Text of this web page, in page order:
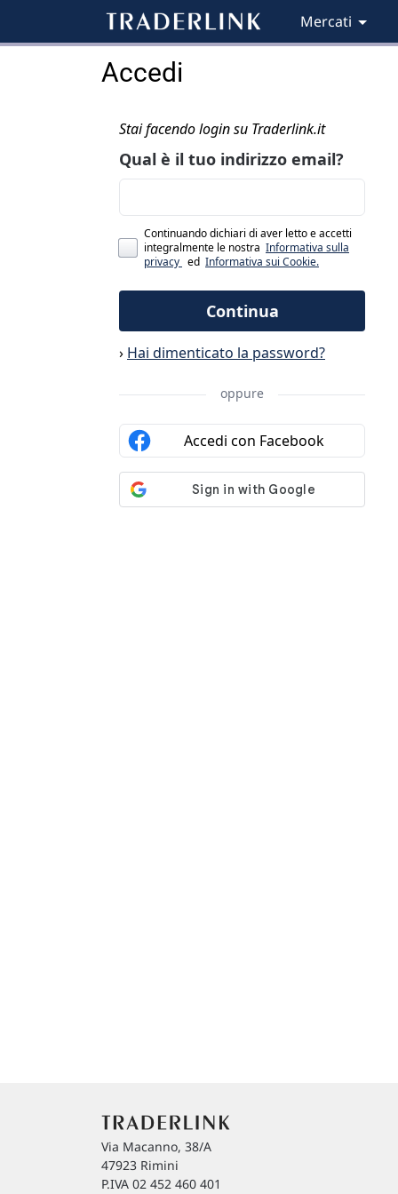
Mercati
Accedi
Via Macanno, 38/A
47923 Rimini
P.IVA 02 452 460 401